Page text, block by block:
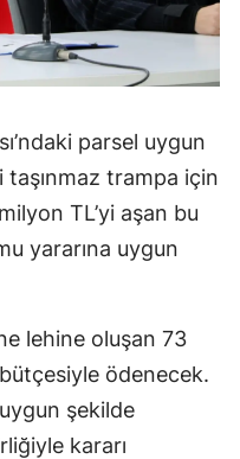
parsel uygun
taşınmaz trampa için
TL’yi aşan bu
yararına uygun
lehine oluşan 73
ödenecek.
şekilde
kararı